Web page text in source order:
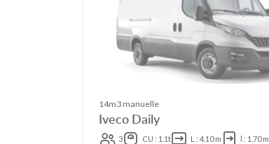
14m3 manuelle
Iveco Daily
3 CU : 1.1t L : 4.10 m
l : 1.70 m